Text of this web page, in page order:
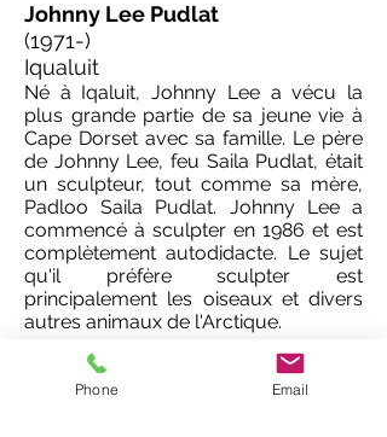
Johnny Lee Pudlat
(1971-)
Iqualuit
Né à Iqaluit, Johnny Lee a vécu la
plus grande partie de sa jeune vie à
Cape Dorset avec sa famille. Le père
de Johnny Lee, feu Saila Pudlat, était
un sculpteur, tout comme sa mère,
Padloo Saila Pudlat. Johnny Lee a
commencé à sculpter en 1986 et est
complètement autodidacte. Le sujet
qu'il préfère sculpter est
principalement les oiseaux et divers
autres animaux de l'Arctique.
Phone Email